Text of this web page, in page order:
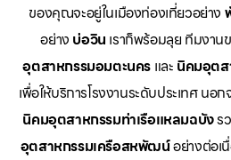
ของคุณจะอยู่ในเมืองท่องเที่ยวอย่าง
อย่าง บ่อวิน เราก็พร้อมลุย ทีมงาน
อุตสาหกรรมอมตะนครและ นิคมอุตส
เพื่อให้บริการโรงงานระดับประเทศ นอ
นิคมอุตสาหกรรมท่าเรือแหลมฉบังร
อุตสาหกรรมเครือสหพัฒน์อย่างต่อเ